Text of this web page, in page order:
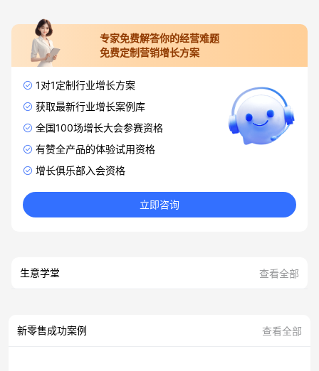
专家免费解答你的经营难题
免费定制营销增长方案
1对1定制行业增长方案
获取最新行业增长案例库
全国100场增长大会参赛资格
有赞全产品的体验试用资格
增长俱乐部入会资格
立即咨询
生意学堂 查看全部
新零售成功案例 查看全部